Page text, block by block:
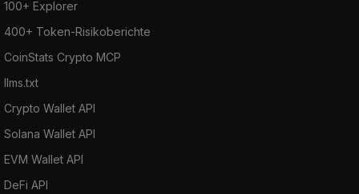
100+ Explorer
400+ Token-Risikoberichte
CoinStats Crypto MCP
llms.txt
Crypto Wallet API
Solana Wallet API
EVM Wallet API
DeFi API